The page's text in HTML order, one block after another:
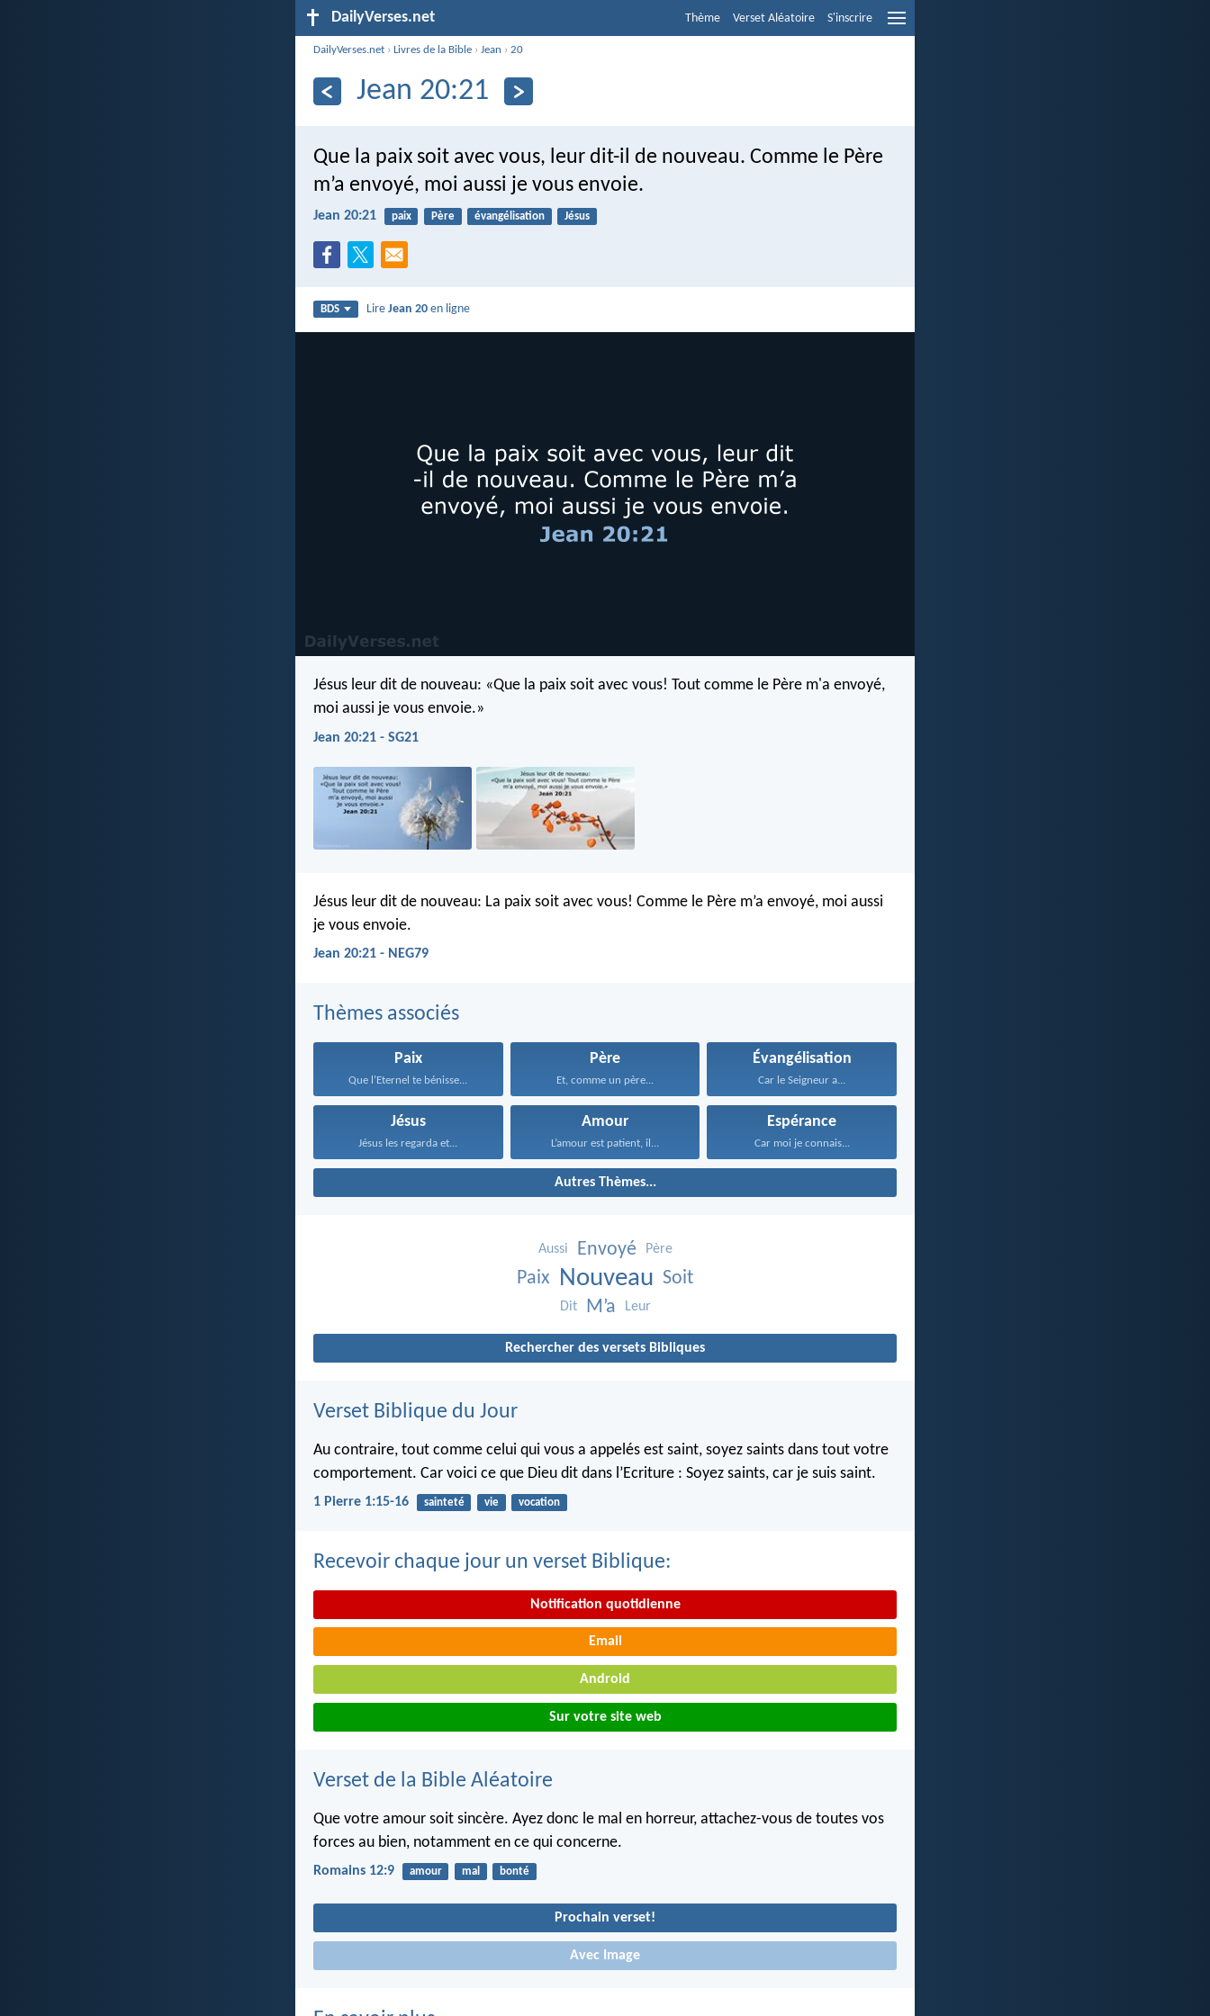
DailyVerses.net Thème Verset Aléatoire S'inscrire
DailyVerses.net ›Livres de la Bible ›Jean ›20
Jean 20:21
Que la paix soit avec vous, leur dit-il de nouveau. Comme le Père
m’a envoyé, moi aussi je vous envoie.
Jean 20:21 paix Père évangélisation Jésus
BDS LireJean 20 en ligne
Jésus leur dit de nouveau: «Que la paix soit avec vous! Tout comme le Père m'a envoyé,
moi aussi je vous envoie.»
Jean 20:21 - SG21
Jésus leur dit de nouveau: La paix soit avec vous! Comme le Père m’a envoyé, moi aussi
je vous envoie.
Jean 20:21 - NEG79
Thèmes associés
Paix
Que l’Eternel te bénisse...
Père
Et, comme un père...
Évangélisation
Car le Seigneur a...
Jésus
Jésus les regarda et...
Amour
L’amour est patient, il...
Espérance
Car moi je connais...
Autres Thèmes...
Aussi Envoyé Père
Paix Nouveau Soit
Dit M’a Leur
Rechercher des versets Bibliques
Verset Biblique du Jour
Au contraire, tout comme celui qui vous a appelés est saint, soyez saints dans tout votre
comportement. Car voici ce que Dieu dit dans l’Ecriture : Soyez saints, car je suis saint.
1 Pierre 1:15-16 sainteté vie vocation
Recevoir chaque jour un verset Biblique:
Notification quotidienne
Email
Android
Sur votre site web
Verset de la Bible Aléatoire
Que votre amour soit sincère. Ayez donc le mal en horreur, attachez-vous de toutes vos
forces au bien, notamment en ce qui concerne.
Romains 12:9 amour mal bonté
Prochain verset!
Avec Image